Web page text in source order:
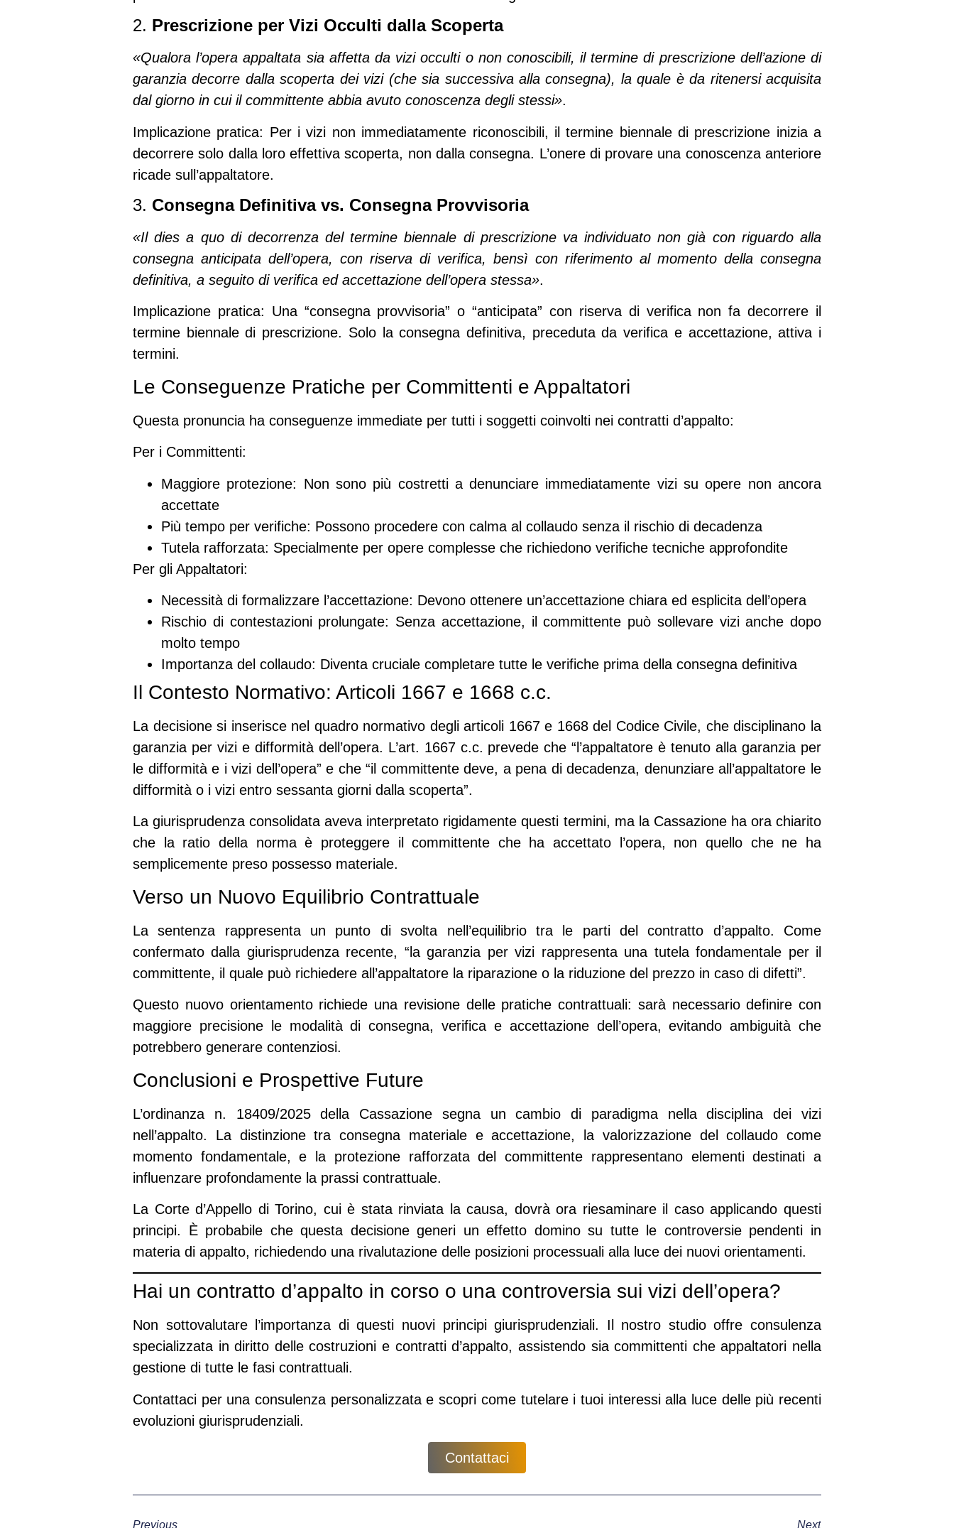
2. Prescrizione per Vizi Occulti dalla Scoperta
«Qualora l’opera appaltata sia affetta da vizi occulti o non conoscibili, il termine di prescrizione dell’azione di
garanzia decorre dalla scoperta dei vizi (che sia successiva alla consegna), la quale è da ritenersi acquisita
dal giorno in cui il committente abbia avuto conoscenza degli stessi».
Implicazione pratica: Per i vizi non immediatamente riconoscibili, iltermine biennale di prescrizione inizia a
decorrere solo dalla loro effettiva scoperta, non dalla consegna. L’onere di provare una conoscenza anteriore
ricade sull’appaltatore.
3. Consegna Definitiva vs. Consegna Provvisoria
«Il dies a quo di decorrenza del termine biennale di prescrizione va individuato non già con riguardo alla
consegna anticipata dell’opera, con riserva di verifica, bensì con riferimento al momento della consegna
definitiva, a seguito di verifica ed accettazione dell’opera stessa».
Implicazione pratica: Una “consegna provvisoria” o “anticipata” con riserva di verifica non fa decorrere il
termine biennaledi prescrizione. Solo la consegna definitiva, preceduta da verifica e accettazione, attiva i
termini.
Le Conseguenze Pratiche per Committenti e Appaltatori
Questa pronuncia ha conseguenze immediate per tutti i soggetti coinvolti nei contratti d’appalto:
Per i Committenti:
Maggiore protezione: Non sono più costretti a denunciare immediatamente vizi su opere non ancora
accettate
Più tempo per verifiche: Possono procedere con calma al collaudo senza il rischio di decadenza
Tutela rafforzata: Specialmente per opere complesse che richiedono verifiche tecniche approfondite
Per gli Appaltatori:
Necessità di formalizzare l’accettazione: Devono ottenere un’accettazione chiara ed esplicita dell’opera
Rischio di contestazioni prolungate: Senza accettazione, il committente può sollevare vizi anche dopo
molto tempo
Importanza del collaudo: Diventa cruciale completare tutte le verifiche prima della consegna definitiva
Il Contesto Normativo: Articoli 1667 e 1668 c.c.
La decisione si inserisce nel quadro normativo degliarticoli 1667 e 1668 del Codice Civile, che disciplinano la
garanzia per vizi e difformità dell’opera. L’art. 1667 c.c. prevede che “l’appaltatore è tenuto alla garanzia per
le difformità e i vizi dell’opera” e che “il committente deve, a pena di decadenza, denunziare all’appaltatore le
difformità o i vizi entro sessanta giorni dalla scoperta”.
La giurisprudenza consolidata aveva interpretato rigidamente questi termini, ma la Cassazione ha ora chiarito
che la ratio della norma è proteggere il committente che ha accettato l’opera, non quello che ne ha
semplicemente preso possesso materiale.
Verso un Nuovo Equilibrio Contrattuale
La sentenza rappresenta un punto di svolta nell’equilibrio tra le parti del contratto d’appalto. Come
confermato dalla giurisprudenza recente, “la garanzia per vizi rappresenta una tutela fondamentale per il
committente, il quale può richiedere all’appaltatore la riparazione o la riduzione del prezzo in caso di difetti”.
Questo nuovo orientamento richiede una revisione delle pratiche contrattuali: sarà necessario definire con
maggiore precisione le modalità di consegna, verifica e accettazione dell’opera, evitando ambiguità che
potrebbero generare contenziosi.
Conclusioni e Prospettive Future
L’ordinanza n. 18409/2025 della Cassazione segna uncambio di paradigmanella disciplina dei vizi
nell’appalto. La distinzione tra consegna materiale e accettazione, la valorizzazione del collaudo come
momento fondamentale, e la protezione rafforzata del committente rappresentano elementi destinati a
influenzare profondamente la prassi contrattuale.
La Corte d’Appello di Torino, cui è stata rinviata la causa, dovrà ora riesaminare il caso applicando questi
principi. È probabile che questa decisione generi uneffetto dominosu tutte le controversie pendenti in
materia di appalto, richiedendo una rivalutazione delle posizioni processuali alla luce dei nuovi orientamenti.
Hai un contratto d’appalto in corso o una controversia sui vizi dell’opera?
Non sottovalutare l’importanza di questi nuovi principi giurisprudenziali. Il nostro studio offre consulenza
specializzata in diritto delle costruzioni e contratti d’appalto, assistendo sia committenti che appaltatori nella
gestione di tutte le fasi contrattuali.
Contattaci per una consulenza personalizzatae scopri come tutelare i tuoi interessi alla luce delle più recenti
evoluzioni giurisprudenziali.
Contattaci
Previous Next